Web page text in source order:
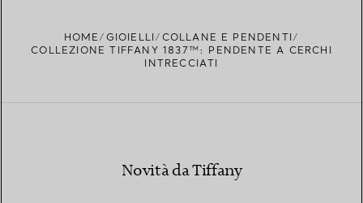
HOME GIOIELLI
COLLANE E PENDENTI
COLLEZIONE TIFFANY 1837™: PENDENTE A CERCHI
INTRECCIATI
Novità da Tiffany